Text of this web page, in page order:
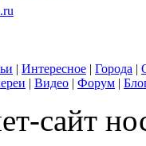
| Интересное | Города |
| Видео | Форум |
сайт